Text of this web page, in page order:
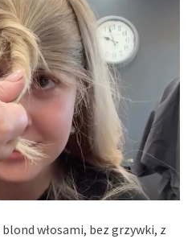
włosami, bez grzywki, z